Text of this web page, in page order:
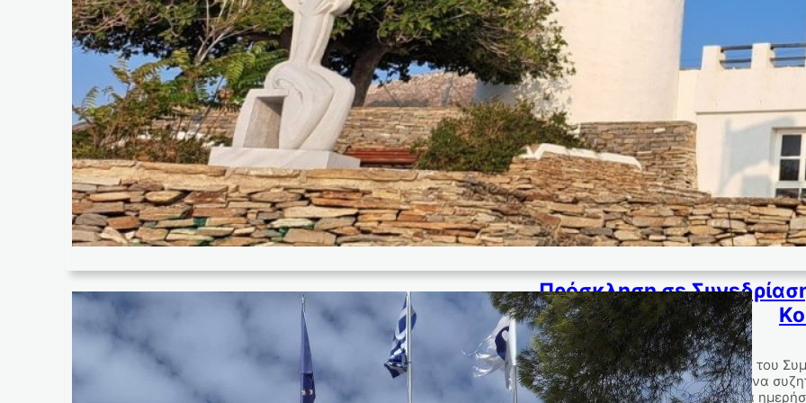
Πρόσκληση σε
ΠΡΟΣΚΛΗΣΗ Σας καλώ σε τακτική συνεδρίαση του
μ.μ. στο γραφείο της Κοινότητας Λευκών, για να
θέμα